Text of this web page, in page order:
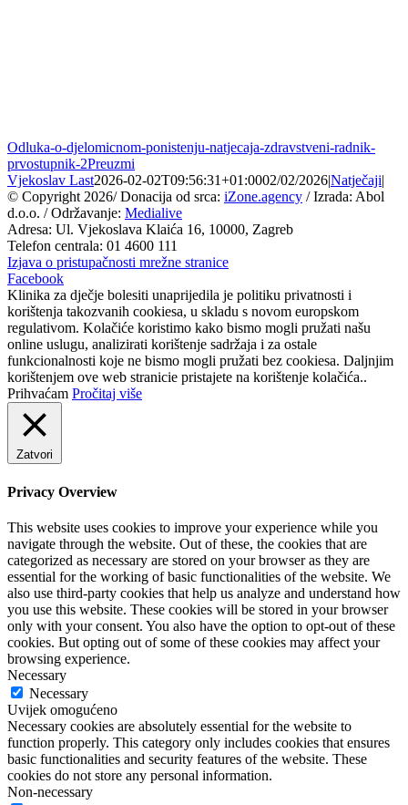
Odluka-o-djelomicnom-ponistenju-natjecaja-zdravstveni-radnik-
prvostupnik-2Preuzmi
Vjekoslav Last2026-02-02T09:56:31+01:0002/02/2026|Natječaji|
© Copyright2026/ Donacija od srca: iZone.agency / Izrada: Abol
d.o.o. / Održavanje: Medialive
Adresa: Ul. Vjekoslava Klaića 16, 10000, Zagreb
Telefon centrala: 01 4600 111
Izjava o pristupačnosti mrežne stranice
Facebook
Klinika za dječje bolesiti unaprijedila je politiku privatnosti i
korištenja takozvanih cookiesa, u skladu s novom europskom
regulativom. Kolačiće koristimo kako bismo mogli pružati našu
online uslugu, analizirati korištenje sadržaja i za ostale
funkcionalnosti koje ne bismo mogli pružati bez cookiesa. Daljnjim
korištenjem ove web stranicie pristajete na korištenje kolačića..
Prihvaćam Pročitaj više
Zatvori
Privacy Overview
This website uses cookies to improve your experience while you
navigate through the website. Out of these, the cookies that are
categorized as necessary are stored on your browser as they are
essential for the working of basic functionalities of the website. We
also use third-party cookies that help us analyze and understand how
you use this website. These cookies will be stored in your browser
only with your consent. You also have the option to opt-out of these
cookies. But opting out of some of these cookies may affect your
browsing experience.
Necessary
Necessary
Uvijek omogućeno
Necessary cookies are absolutely essential for the website to
function properly. This category only includes cookies that ensures
basic functionalities and security features of the website. These
cookies do not store any personal information.
Non-necessary